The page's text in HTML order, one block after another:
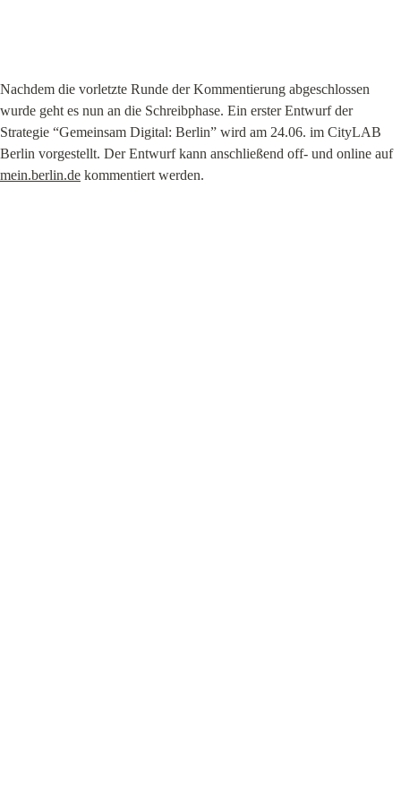
Nachdem die vorletzte Runde der Kommentierung abgeschlossen
wurde geht es nun an die Schreibphase. Ein erster Entwurf der
Strategie “Gemeinsam Digital: Berlin” wird am 24.06. im CityLAB
Berlin vorgestellt. Der Entwurf kann anschließend off- und online auf
mein.berlin.de kommentiert werden.